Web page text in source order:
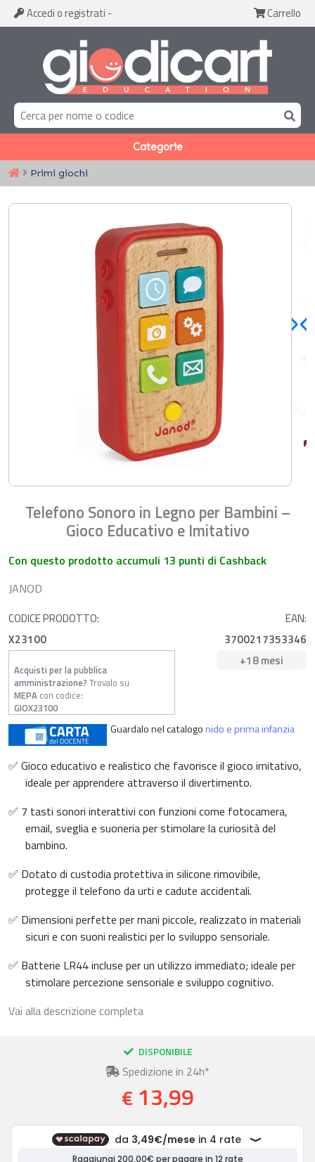
Accedi o registrati - Carrello
Categorie
Primi giochi
Telefono Sonoro in Legno per Bambini –
Gioco Educativo e Imitativo
Con questo prodotto accumuli 13 punti di Cashback
JANOD
CODICE PRODOTTO:
X23100
EAN:
3700217353346
Acquisti per la pubblica
amministrazione? Trovalo su
MEPA con codice:
GIOX23100
+18 mesi
Guardalo nel catalogonido e prima infanzia
✅ Gioco educativo e realistico che favorisce il gioco imitativo,
ideale per apprendere attraverso il divertimento.
✅ 7 tasti sonori interattivi con funzioni come fotocamera,
email, sveglia e suoneria per stimolare la curiosità del
bambino.
✅ Dotato di custodia protettiva in silicone rimovibile,
protegge il telefono da urti e cadute accidentali.
✅ Dimensioni perfette per mani piccole, realizzato in materiali
sicuri e con suoni realistici per lo sviluppo sensoriale.
✅ Batterie LR44 incluse per un utilizzo immediato; ideale per
stimolare percezione sensoriale e sviluppo cognitivo.
Vai alla descrizione completa
DISPONIBILE
Spedizione in 24h*
€ 13,99